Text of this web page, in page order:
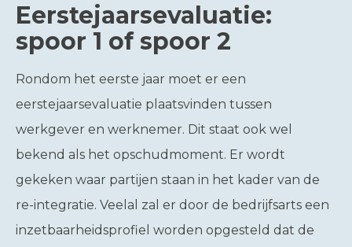
Eerstejaarsevaluatie:
spoor 1 of spoor 2
Rondom het eerste jaar moet er een
eerstejaarsevaluatie plaatsvinden tussen
werkgever en werknemer. Dit staat ook wel
bekend als het opschudmoment. Er wordt
gekeken waar partijen staan in het kader van de
re-integratie. Veelal zal er door de bedrijfsarts een
inzetbaarheidsprofiel worden opgesteld dat de